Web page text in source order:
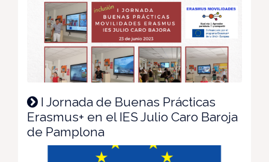
I Jornada de Buenas Prácticas
Erasmus+ en el IES Julio Caro Baroja
de Pamplona